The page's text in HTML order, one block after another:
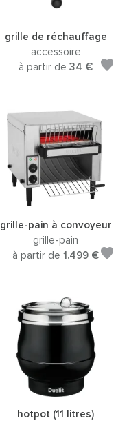
grille de réchauffage
accessoire
à partir de34 €
grille-pain à convoyeur
grille-pain
à partir de1.499 €
hotpot (11 litres)